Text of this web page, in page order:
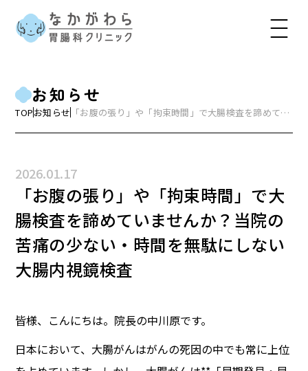
お知らせ
TOPお知らせ 「お腹の張り」や「拘束時間」で大腸検査を諦めてい
2026.01.17
「お腹の張り」や「拘束時間」で大
腸検査を諦めていませんか？当院の
苦痛の少ない・時間を無駄にしない
大腸内視鏡検査
皆様、こんにちは。院長の中川原です。
日本において、大腸がんはがんの死因の中でも常に上位